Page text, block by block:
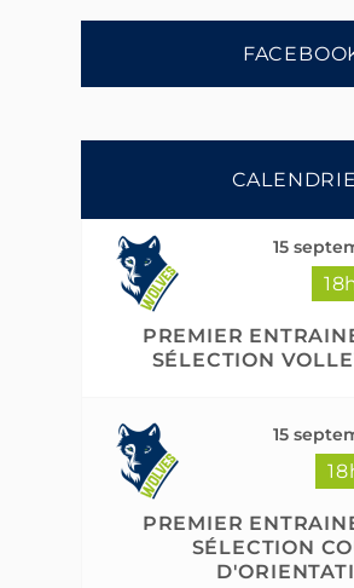
15
PREMIER
SÉLECTION
15
PREMIER
SÉLECTION